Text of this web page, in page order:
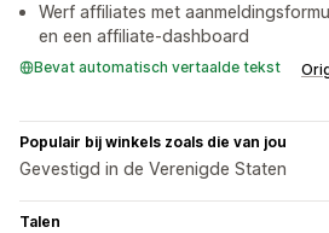
Werf affiliates met
en een affiliate-dashboard
Bevat automatisch vertaalde tekst
Populair bij winkels zoals die van jou
Gevestigd in de Verenigde Staten
Talen